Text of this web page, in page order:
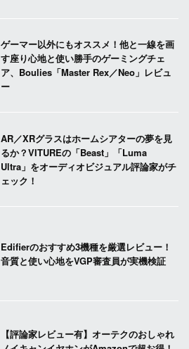
ゲーマー以外にもオススメ！他と一線を画
す座り心地と使い勝手のゲーミングチェ
ア、Boulies「Master Rex／Neo」レビュ
ー
AR／XRグラスはホームシアターの夢を見
るか？VITUREの「Beast」「Luma
Ultra」をオーディオビジュアル評論家がチ
ェック！
Edifierのおすすめ3機種を厳選レビュー！
音質と使い心地をVGP審査員が実機検証
【評論家レビュー有】オーテクのおしゃれ